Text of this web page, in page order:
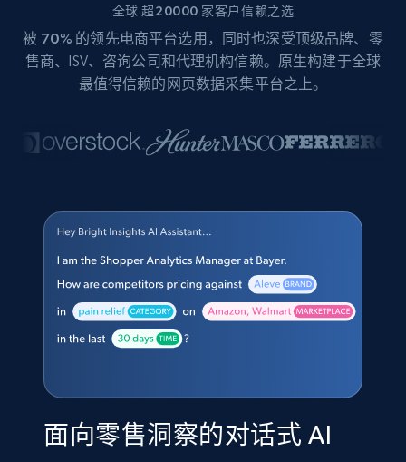
全球 超20000 家客户信赖之选
被 70% 的领先电商平台选用，同时也深受顶级品牌、零
售商、ISV、咨询公司和代理机构信赖。原生构建于全球
最值得信赖的网页数据采集平台之上。
面向零售洞察的对话式 AI